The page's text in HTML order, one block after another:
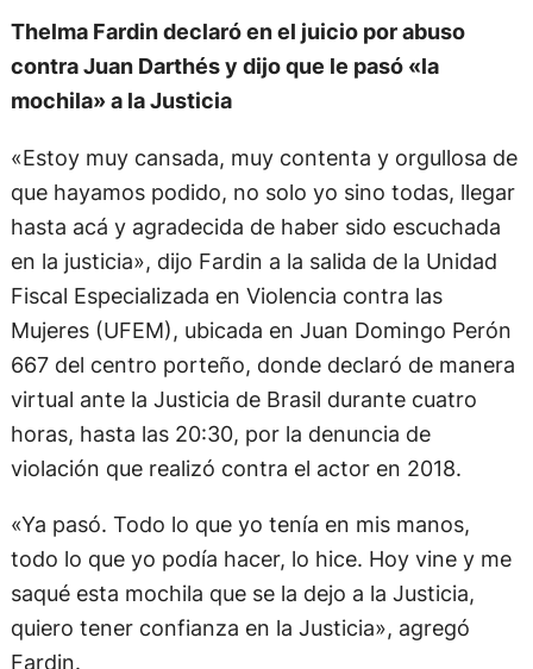
Thelma Fardin declaró en el juicio por abuso
contra Juan Darthés y dijo que le pasó «la
mochila» a la Justicia
«Estoy muy cansada, muy contenta y orgullosa de
que hayamos podido, no solo yo sino todas, llegar
hasta acá y agradecida de haber sido escuchada
en la justicia», dijo Fardin a la salida de la Unidad
Fiscal Especializada en Violencia contra las
Mujeres (UFEM), ubicada en Juan Domingo Perón
667 del centro porteño, donde declaró de manera
virtual ante la Justicia de Brasil durante cuatro
horas, hasta las 20:30, por la denuncia de
violación que realizó contra el actor en 2018.
«Ya pasó. Todo lo que yo tenía en mis manos,
todo lo que yo podía hacer, lo hice. Hoy vine y me
saqué esta mochila que se la dejo a la Justicia,
quiero tener confianza en la Justicia», agregó
Fardin.